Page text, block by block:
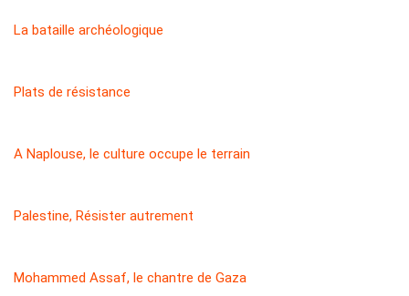
La bataille archéologique
Plats de résistance
A Naplouse, le culture occupe le terrain
Palestine, Résister autrement
Mohammed Assaf, le chantre de Gaza